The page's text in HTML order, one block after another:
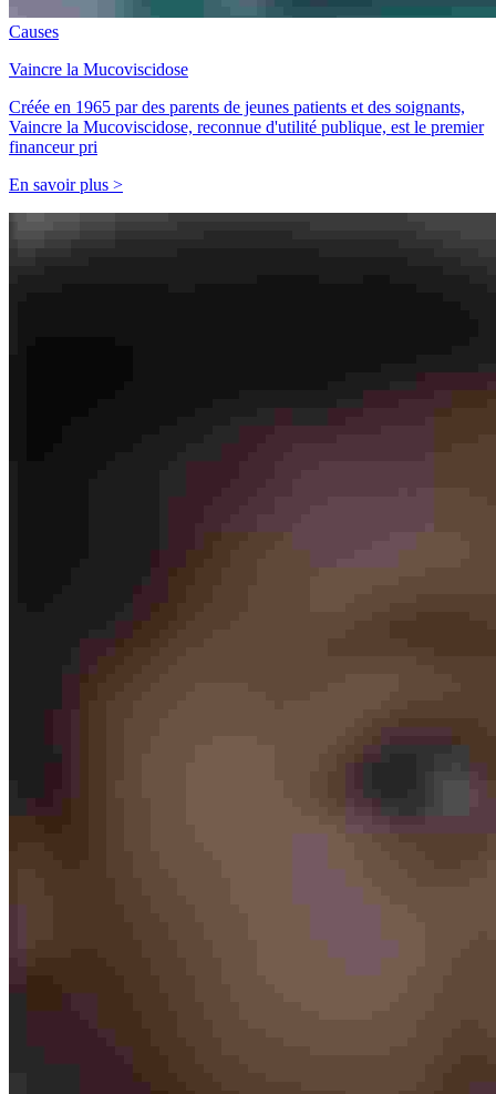
Causes
Vaincre la Mucoviscidose
Créée en 1965 par des parents de jeunes patients et des soignants,
Vaincre la Mucoviscidose, reconnue d'utilité publique, est le premier
financeur pri
En savoir plus >